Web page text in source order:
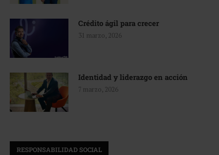
Crédito ágil para crecer
31 marzo, 2026
Identidad y liderazgo en acción
7 marzo, 2026
RESPONSABILIDAD SOCIAL